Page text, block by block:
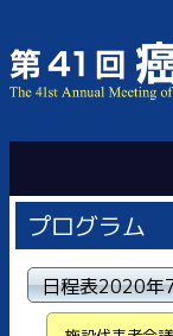
プログラム
日程表2020